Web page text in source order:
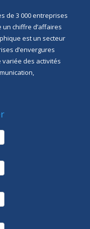
de 3 000 entreprises
chiffre d’affaires
est un secteur
d’envergures
des activités